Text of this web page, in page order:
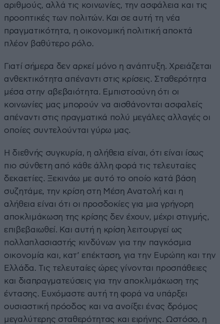
αριθμούς, αλλά τις κοινωνίες, την ασφάλεια και τις
προοπτικές των πολιτών. Και σε αυτή τη νέα
πραγματικότητα, η οικονομική πολιτική αποκτά
πλέον βαθύτερο ρόλο.
Γιατί σήμερα δεν αρκεί μόνο η ανάπτυξη. Χρειάζεται
ανθεκτικότητα απέναντι στις κρίσεις. Σταθερότητα
μέσα στην αβεβαιότητα. Εμπιστοσύνη ότι οι
κοινωνίες μας μπορούν να αισθάνονται ασφαλείς
απέναντι στις πραγματικά πολύ μεγάλες αλλαγές οι
οποίες συντελούνται γύρω μας.
Η διεθνής συγκυρία, η αλήθεια είναι, ότι είναι ίσως
πιο σύνθετη από κάθε άλλη φορά τις τελευταίες
δεκαετίες. Ξεκινάω με αυτό το οποίο κατά βάση
συζητάμε, την κρίση στη Μέση Ανατολή και η
αλήθεια είναι ότι οι προσδοκίες για μια γρήγορη
αποκλιμάκωση της κρίσης δεν έχουν, μέχρι στιγμής,
επιβεβαιωθεί. Και αυτή η κρίση λειτουργεί ως
πολλαπλασιαστής κινδύνων για την παγκόσμια
οικονομία και, κατ’ επέκταση, για την Ευρώπη και την
Ελλάδα. Τις τελευταίες ώρες γίνονται προσπάθειες
και διαπραγματεύσεις για την αποκλιμάκωση της
έντασης. Ευχόμαστε αυτή τη φορά να υπάρξει
ουσιαστική πρόοδος και να ανοίξει ένας δρόμος
μεγαλύτερης σταθερότητας και ειρήνης. Ωστόσο, η